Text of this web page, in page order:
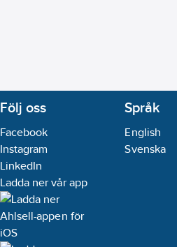
Följ oss
Facebook
Instagram
LinkedIn
Ladda ner vår app
Språk
English
Svenska